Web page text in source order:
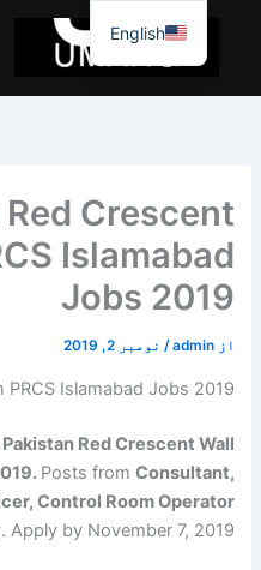
جائیں۔
Crescent
Islamabad
Jobs 2019
از admin
/ نومبر 2, 2019
Islamabad Jobs 2019
Pakistan Red Crescent Wall
Posts from Consultant,
Control Room Operator
Apply by November 7, 2019.
English